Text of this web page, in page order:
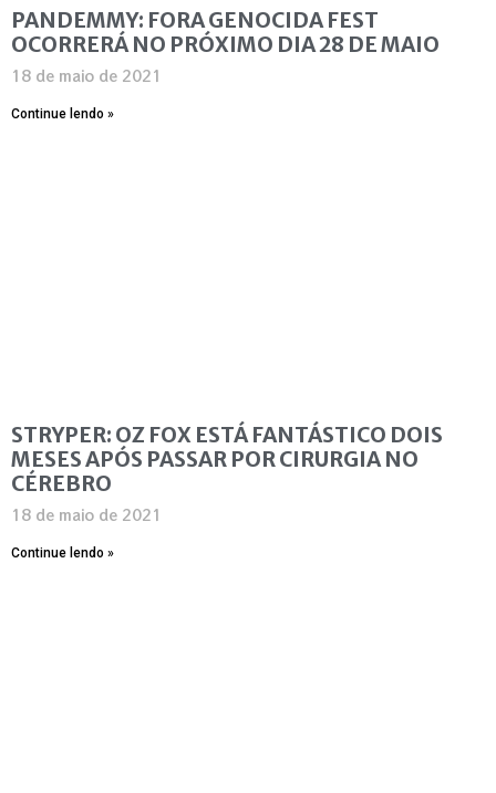
PANDEMMY: FORA GENOCIDA FEST
OCORRERÁ NO PRÓXIMO DIA 28 DE MAIO
18 de maio de 2021
Continue lendo »
STRYPER: OZ FOX ESTÁ FANTÁSTICO DOIS
MESES APÓS PASSAR POR CIRURGIA NO
CÉREBRO
18 de maio de 2021
Continue lendo »